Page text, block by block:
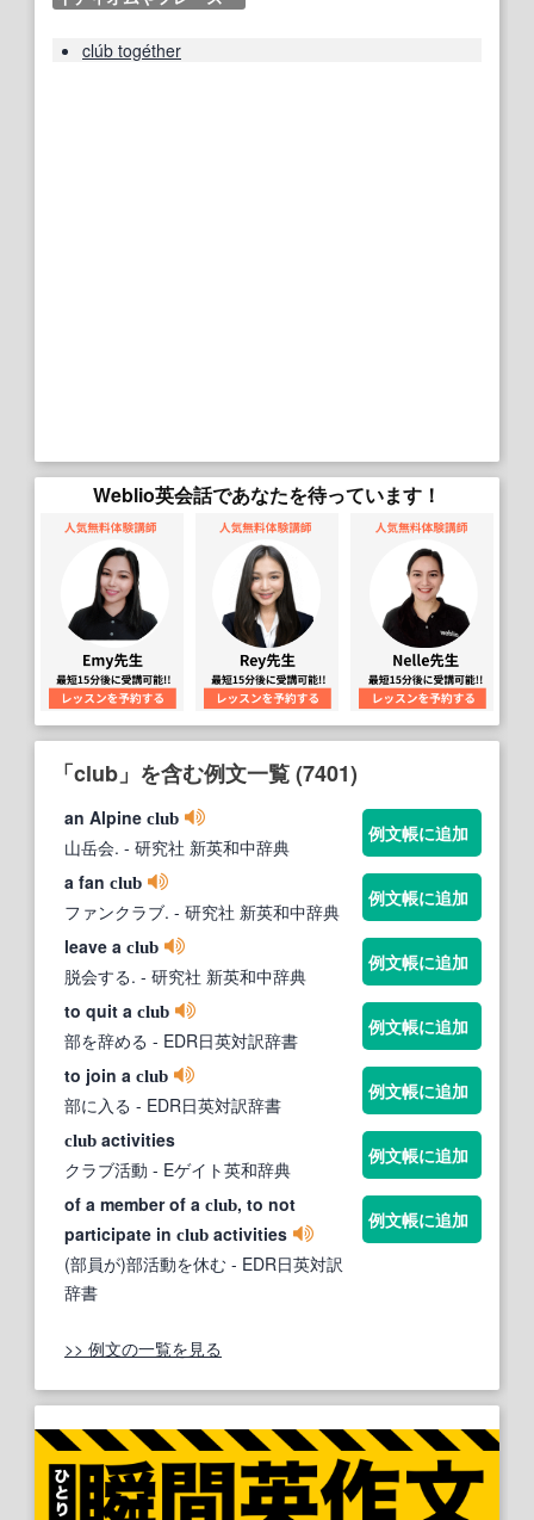
clúb togéther
Weblio英会話であなたを待っています！
「club」を含む例文一覧 (7401)
an Alpine club
山岳会. - 研究社 新英和中辞典
例文帳に追加
a fan club
ファンクラブ. - 研究社 新英和中辞典
例文帳に追加
leave a club
脱会する. - 研究社 新英和中辞典
例文帳に追加
to quit a club
部を辞める - EDR日英対訳辞書
例文帳に追加
to join a club
部に入る - EDR日英対訳辞書
例文帳に追加
club activities
クラブ活動 - Eゲイト英和辞典
例文帳に追加
of a member of a club, to not
participate in club activities
(部員が)部活動を休む - EDR日英対訳
辞書
例文帳に追加
>> 例文の一覧を見る